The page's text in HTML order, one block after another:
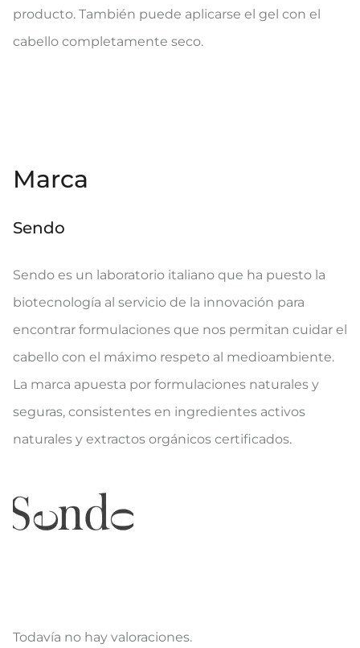
producto. También puede aplicarse el gel con el
cabello completamente seco.
Marca
Sendo
Sendo es un laboratorio italiano que ha puesto la
biotecnología al servicio de la innovación para
encontrar formulaciones que nos permitan cuidar el
cabello con el máximo respeto al medioambiente.
La marca apuesta por formulaciones naturales y
seguras, consistentes en ingredientes activos
naturales y extractos orgánicos certificados.
Todavía no hay valoraciones.